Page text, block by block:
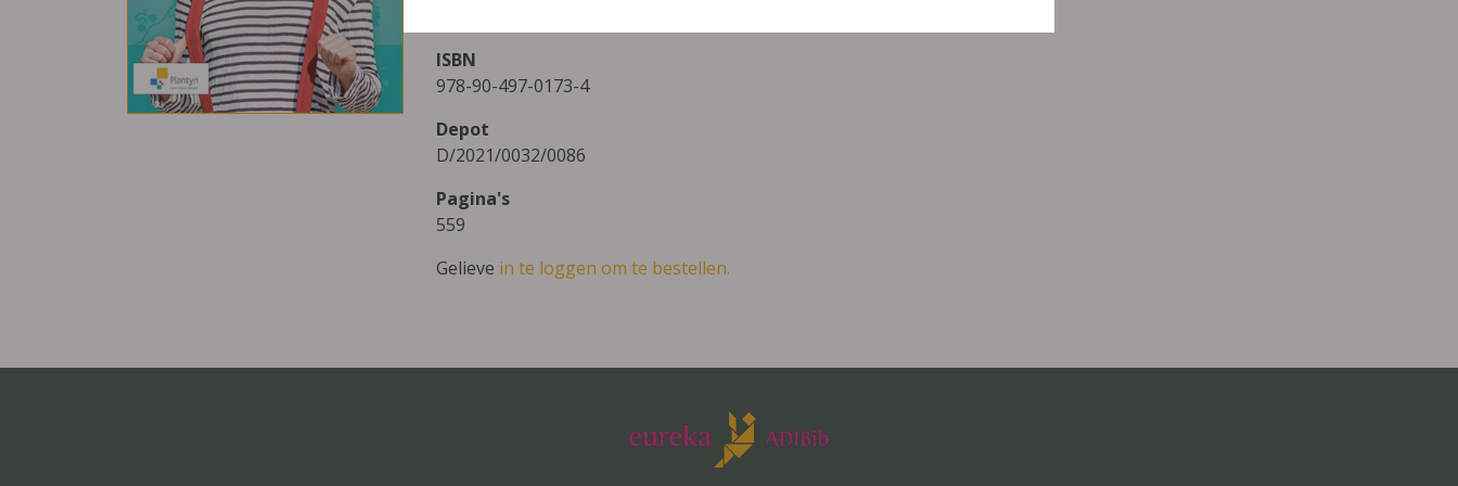
ISBN
978-90-497-0173-4
Depot
D/2021/0032/0086
Pagina's
559
Gelieve in te loggen om te bestellen.